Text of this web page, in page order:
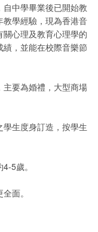
中學畢業後已開始教
學經驗，現為香港音
心理及教育心理學的
，並能在校際音樂節
要為婚禮，大型商場
生度身訂造，按學生
5歲。
面。